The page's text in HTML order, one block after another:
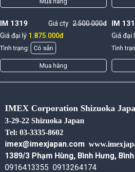
IM 1319 Giá cty 2.500.000đ
Giá đại lý 1.875.000đ
Tình trạng: Có sẳn
Mua hàng
IM
Giá đại
Tình
IMEX Corporation Shizuoka
3-29-22 Shizuoka Japan
Tel: 03-3335-8602
imex@imexjapan.com
1389/3 Phạm Hùng, Bình Hưng,
0916413355 0913264174